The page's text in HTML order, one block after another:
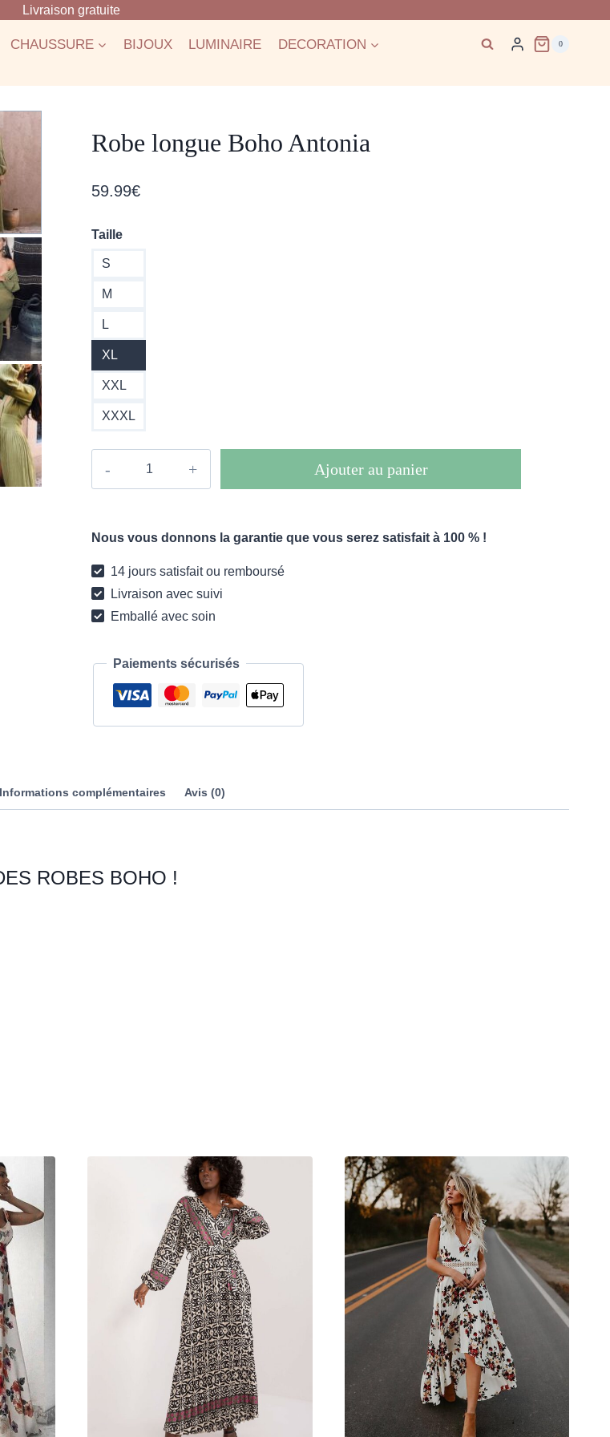
Livraison gratuite
CHAUSSURE BIJOUX LUMINAIRE DECORATION 0
Robe longue Boho Antonia
59.99€
Taille
S
M
L
XL
XXL
XXXL
Boho
Ajouter au panier
Nous vous donnons la garantie que vous serez satisfait à 100 % !
14 jours satisfait ou remboursé
Livraison avec suivi
Emballé avec soin
Paiements sécurisés
Informations complémentaires Avis (0)
ROBES BOHO !